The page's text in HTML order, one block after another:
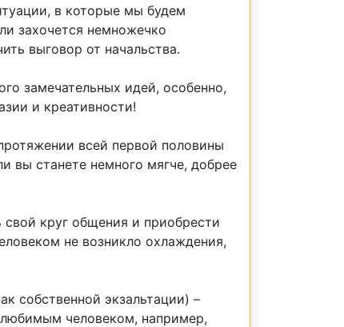
в которые мы будем
захочется немножечко
выговор от начальства.
замечательных идей, особенно,
и креативности!
всей первой половины
вы станете немного мягче, добрее
круг общения и приобрести
не возникло охлаждения,
собственной экзальтации) –
любимым человеком, например,